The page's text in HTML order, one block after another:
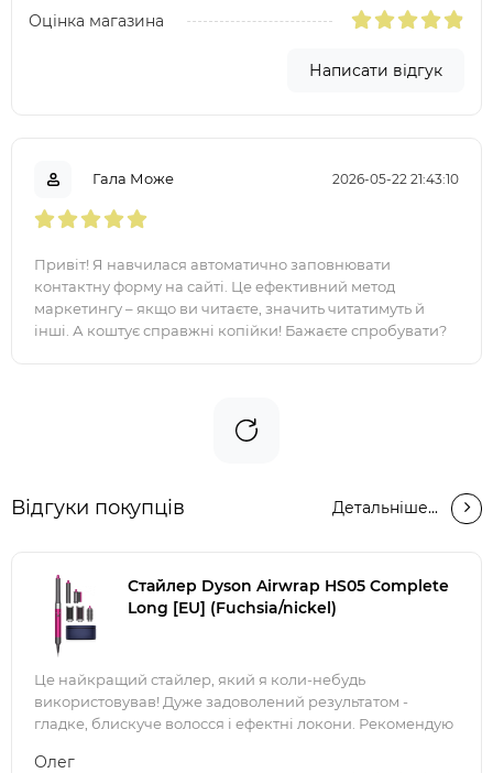
Оцінка магазина
Написати відгук
Гала Може 2026-05-22 21:43:10
Привіт! Я навчилася автоматично заповнювати
контактну форму на сайті. Це ефективний метод
маркетингу – якщо ви читаєте, значить читатимуть й
інші. А коштує справжні копійки! Бажаєте спробувати?
Відгуки покупців Детальніше...
Стайлер Dyson Airwrap HS05 Complete
Long [EU] (Fuchsia/nickel)
Це найкращий стайлер, який я коли-небудь
використовував! Дуже задоволений результатом -
гладке, блискуче волосся і ефектні локони. Рекомендую
Олег